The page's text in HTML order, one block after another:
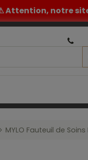
Attention, notre
ou un devis ?
MYLO Fauteuil de